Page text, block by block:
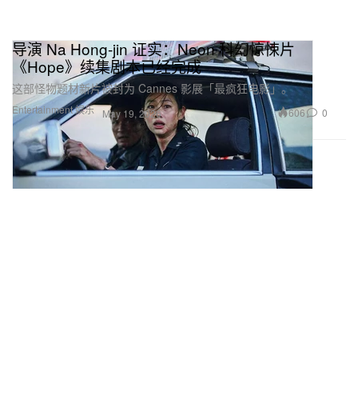
Entertainment 娱乐
导演 Na Hong-jin 证实：Neon 科幻惊悚片
《Hope》续集剧本已经完成
这部怪物题材新片被封为 Cannes 影展「最疯狂电影」。
May 19, 2026 606 0